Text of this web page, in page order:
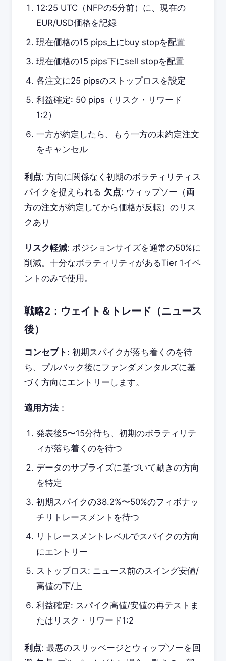
12:25 UTC（NFPの5分前）に、現在の
EUR/USD価格を記録
現在価格の15 pips上にbuy stopを配置
現在価格の15 pips下にsell stopを配置
各注文に25 pipsのストップロスを設定
利益確定: 50 pips（リスク・リワード
1:2）
一方が約定したら、もう一方の未約定注文
をキャンセル
利点: 方向に関係なく初期のボラティリティス
パイクを捉えられる 欠点: ウィップソー（両
方の注文が約定してから価格が反転）のリス
クあり
リスク軽減: ポジションサイズを通常の50%に
削減。十分なボラティリティがあるTier 1イベ
ントのみで使用。
戦略2：ウェイト＆トレード（ニュース
後）
コンセプト : 初期スパイクが落ち着くのを待
ち、プルバック後にファンダメンタルズに基
づく方向にエントリーします。
適用方法：
発表後5〜15分待ち、初期のボラティリテ
ィが落ち着くのを待つ
データのサプライズに基づいて動きの方向
を特定
初期スパイクの38.2%〜50%のフィボナッ
チリトレースメントを待つ
リトレースメントレベルでスパイクの方向
にエントリー
ストップロス: ニュース前のスイング安値/
高値の下/上
利益確定: スパイク高値/安値の再テストま
たはリスク・リワード1:2
利点: 最悪のスリッページとウィップソーを回